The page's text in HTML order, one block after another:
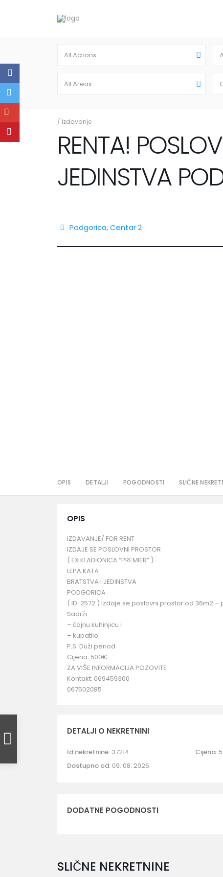
All Actions
All Areas
/ Izdavanje
RENTA!
JEDINSTVA
Podgorica,Centar 2
OPIS DETALJI POGODNOSTI SLIČNE
OPIS
IZDAVANJE/ FOR RENT
IZDAJE SE POSLOVNI PROSTOR
( EX KLADIONICA “PREMIER” )
LEPA KATA
BRATSTVA I JEDINSTVA
PODGORICA
( ID: 2572 ) Izdaje se poslovni prostor od 36m2
Sadrži:
– čajnu kuhinjicu i
– kupatilo
P.S. Duži period
Cijena: 500€
ZA VIŠE INFORMACIJA POZOVITE
Kontakt: 069459300
067502085
DETALJI O NEKRETNINI
Id nekretnine: 37214 Cijena:
Dostupno od: 09. 08. 2026.
DODATNE POGODNOSTI
SLIČNE NEKRETNINE